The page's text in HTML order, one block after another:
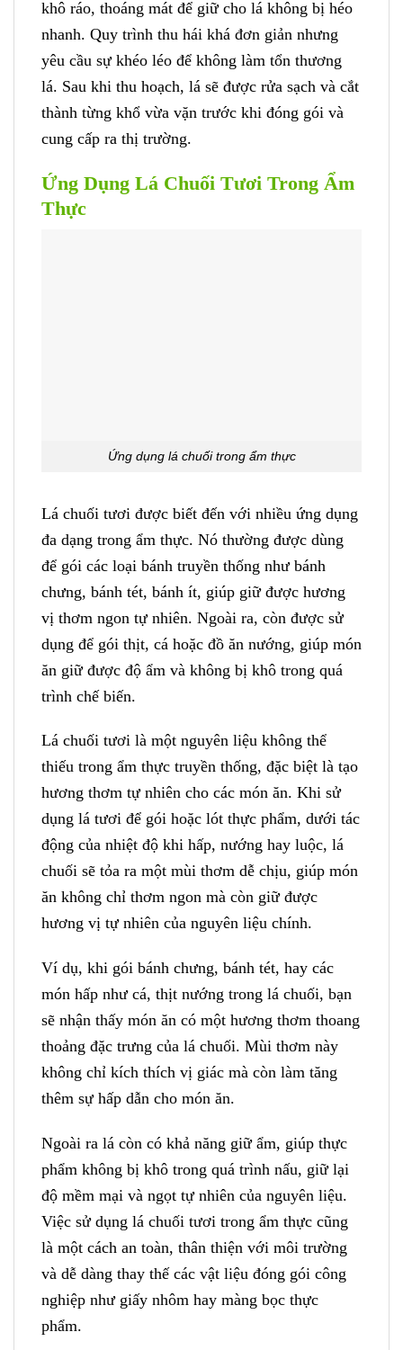
khô ráo, thoáng mát để giữ cho lá không bị héo
nhanh. Quy trình thu hái khá đơn giản nhưng
yêu cầu sự khéo léo để không làm tổn thương
lá. Sau khi thu hoạch, lá sẽ được rửa sạch và cắt
thành từng khổ vừa vặn trước khi đóng gói và
cung cấp ra thị trường.
Ứng Dụng Lá Chuối Tươi Trong Ẩm
Thực
Ứng dụng lá chuối trong ẩm thực
Lá chuối tươi được biết đến với nhiều ứng dụng
đa dạng trong ẩm thực. Nó thường được dùng
để gói các loại bánh truyền thống như bánh
chưng, bánh tét, bánh ít, giúp giữ được hương
vị thơm ngon tự nhiên. Ngoài ra, còn được sử
dụng để gói thịt, cá hoặc đồ ăn nướng, giúp món
ăn giữ được độ ẩm và không bị khô trong quá
trình chế biến.
Lá chuối tươi là một nguyên liệu không thể
thiếu trong ẩm thực truyền thống, đặc biệt là tạo
hương thơm tự nhiên cho các món ăn. Khi sử
dụng lá tươi để gói hoặc lót thực phẩm, dưới tác
động của nhiệt độ khi hấp, nướng hay luộc, lá
chuối sẽ tỏa ra một mùi thơm dễ chịu, giúp món
ăn không chỉ thơm ngon mà còn giữ được
hương vị tự nhiên của nguyên liệu chính.
Ví dụ, khi gói bánh chưng, bánh tét, hay các
món hấp như cá, thịt nướng trong lá chuối, bạn
sẽ nhận thấy món ăn có một hương thơm thoang
thoảng đặc trưng của lá chuối. Mùi thơm này
không chỉ kích thích vị giác mà còn làm tăng
thêm sự hấp dẫn cho món ăn.
Ngoài ra lá còn có khả năng giữ ẩm, giúp thực
phẩm không bị khô trong quá trình nấu, giữ lại
độ mềm mại và ngọt tự nhiên của nguyên liệu.
Việc sử dụng lá chuối tươi trong ẩm thực cũng
là một cách an toàn, thân thiện với môi trường
và dễ dàng thay thế các vật liệu đóng gói công
nghiệp như giấy nhôm hay màng bọc thực
phẩm.